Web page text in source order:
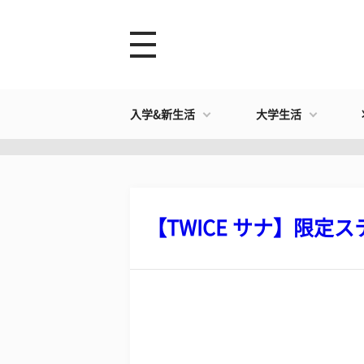
入学&新生活 大学生活
【TWICE サナ】限定